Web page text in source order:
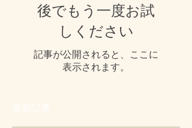
後でもう一度お試
しください
記事が公開されると、ここに
表示されます。